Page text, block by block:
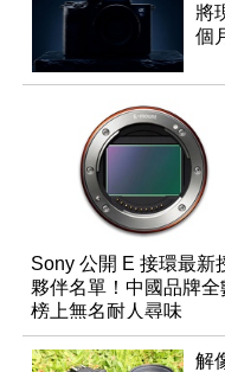
將
個
Sony 公開 E 接環最新
夥伴名單！中國品牌全
榜上無名耐人尋味
解